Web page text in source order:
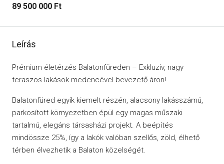
89 500 000 Ft
Leírás
Prémium életérzés Balatonfüreden – Exkluzív, nagy
teraszos lakások medencével bevezető áron!
Balatonfüred egyik kiemelt részén, alacsony lakásszámú,
parkosított környezetben épül egy magas műszaki
tartalmú, elegáns társasházi projekt. A beépítés
mindössze 25%, így a lakók valóban szellős, zöld, élhető
térben élvezhetik a Balaton közelségét.